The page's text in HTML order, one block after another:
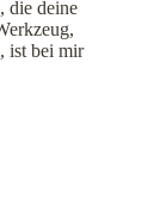
die deine
ist bei mir